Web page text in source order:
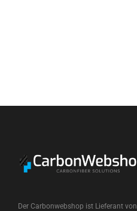
Der Carbonwebshop ist Lieferant von